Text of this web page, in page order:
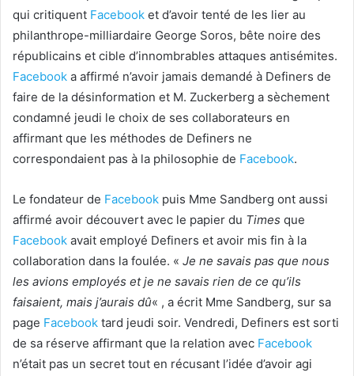
qui critiquent Facebook et d’avoir tenté de les lier au
philanthrope-milliardaire George Soros, bête noire des
républicains et cible d’innombrables attaques antisémites.
Facebook a affirmé n’avoir jamais demandé à Definers de
faire de la désinformation et M. Zuckerberg a sèchement
condamné jeudi le choix de ses collaborateurs en
affirmant que les méthodes de Definers ne
correspondaient pas à la philosophie de Facebook.
Le fondateur de Facebook puis Mme Sandberg ont aussi
affirmé avoir découvert avec le papier du Times que
Facebook avait employé Definers et avoir mis fin à la
collaboration dans la foulée. « Je ne savais pas que nous
les avions employés et je ne savais rien de ce qu’ils
faisaient, mais j’aurais dû« , a écrit Mme Sandberg, sur sa
page Facebook tard jeudi soir. Vendredi, Definers est sorti
de sa réserve affirmant que la relation avec Facebook
n’était pas un secret tout en récusant l’idée d’avoir agi